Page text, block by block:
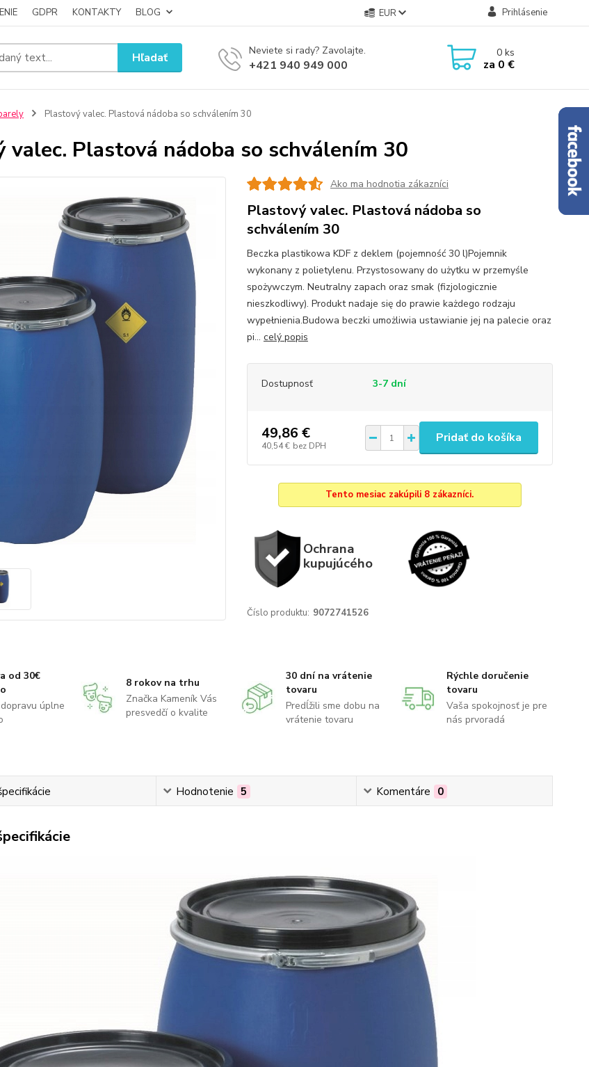
GDPR KONTAKTY BLOG EUR Prihlásenie
Hľadať Neviete si rady? Zavolajte.
+421 940 949 000
0ks
za 0 €
Plastový valec. Plastová nádoba so schválením 30
valec. Plastová nádoba so schválením 30
Ako ma hodnotia zákazníci
Plastový valec. Plastová nádoba so
schválením 30
Beczka plastikowa KDF z deklem (pojemność 30 l)Pojemnik
wykonany z polietylenu. Przystosowany do użytku w przemyśle
spożywczym. Neutralny zapach oraz smak (fizjologicznie
nieszkodliwy). Produkt nadaje się do prawie każdego rodzaju
wypełnienia.Budowa beczki umożliwia ustawianie jej na palecie oraz
pi... celý popis
Dostupnosť 3-7 dní
49,86 €
40,54 € bez DPH
Pridať do košíka
Tento mesiac zakúpili 8 zákazníci.
Ochrana
kupujúcého
Číslo produktu: 9072741526
od 30€
úplne
8 rokov na trhu
Značka Kameník Vás
presvedčí o kvalite
30 dní na vrátenie
tovaru
Predĺžili sme dobu na
vrátenie tovaru
Rýchle doručenie
tovaru
Vaša spokojnosť je pre
nás prvoradá
Hodnotenie 5 Komentáre 0